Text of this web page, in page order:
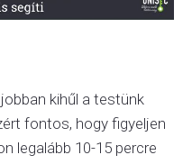
kihűl a testünk
fontos, hogy figyeljen
legalább 10-15 percre